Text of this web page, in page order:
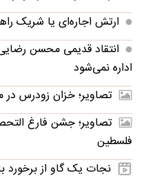
ارتش اجاره‌ای یا شریک
انتقاد قدیمی محسن
اداره نمی‌شود
تصاویر؛ خزان زودرس در
تصاویر؛ جشن فارغ
فلسطین
نجات یک گاو از برخورد